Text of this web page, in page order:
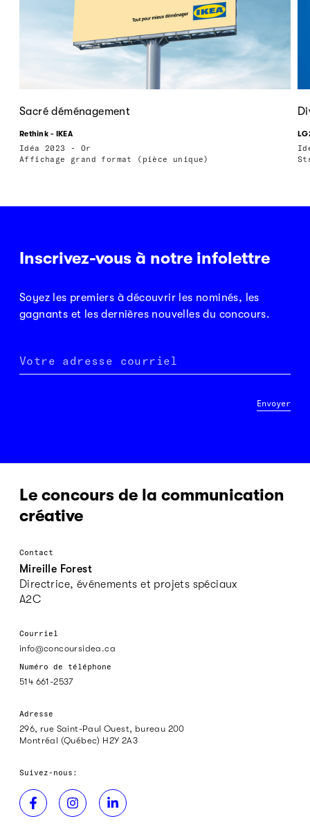
Sacré déménagement
Rethink - IKEA
Idéa 2023 - Or
Affichage grand format (pièce unique)
Inscrivez-vous à notre infolettre
Soyez les premiers à découvrir les nominés, les
gagnants et les dernières nouvelles du concours.
Votre adresse courriel
Envoyer
Le concours de la communication
créative
Contact
Mireille Forest
Directrice, événements et projets spéciaux
A2C
Courriel
info@concoursidea.ca
Numéro de téléphone
514 661-2537
Adresse
296, rue Saint-Paul Ouest, bureau 200
Montréal (Québec) H2Y 2A3
Suivez-nous: